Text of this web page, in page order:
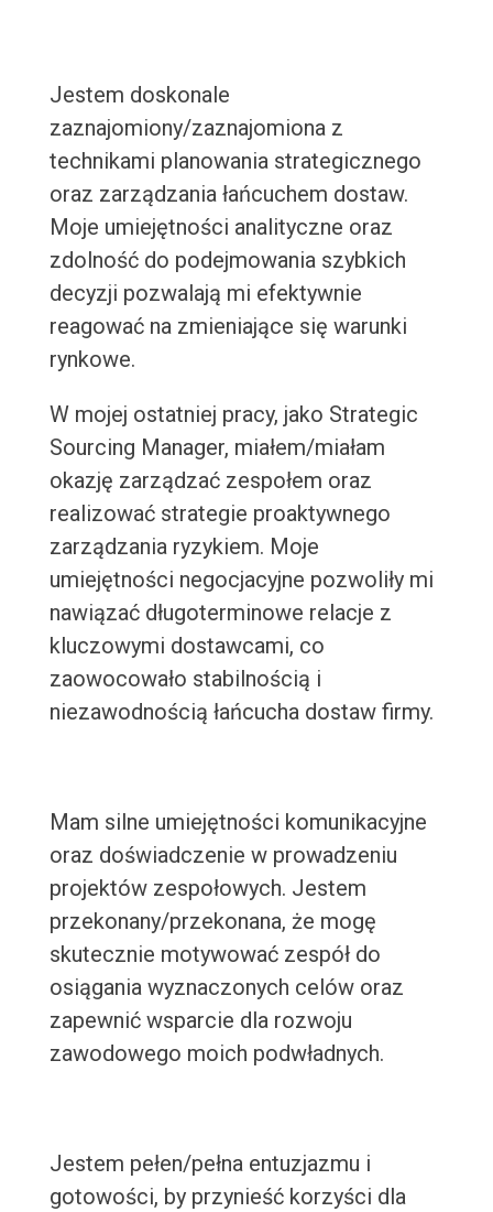
Jestem doskonale
zaznajomiony/zaznajomiona z
technikami planowania strategicznego
oraz zarządzania łańcuchem dostaw.
Moje umiejętności analityczne oraz
zdolność do podejmowania szybkich
decyzji pozwalają mi efektywnie
reagować na zmieniające się warunki
rynkowe.
W mojej ostatniej pracy, jako Strategic
Sourcing Manager, miałem/miałam
okazję zarządzać zespołem oraz
realizować strategie proaktywnego
zarządzania ryzykiem. Moje
umiejętności negocjacyjne pozwoliły mi
nawiązać długoterminowe relacje z
kluczowymi dostawcami, co
zaowocowało stabilnością i
niezawodnością łańcucha dostaw firmy.
Mam silne umiejętności komunikacyjne
oraz doświadczenie w prowadzeniu
projektów zespołowych. Jestem
przekonany/przekonana, że mogę
skutecznie motywować zespół do
osiągania wyznaczonych celów oraz
zapewnić wsparcie dla rozwoju
zawodowego moich podwładnych.
Jestem pełen/pełna entuzjazmu i
gotowości, by przynieść korzyści dla